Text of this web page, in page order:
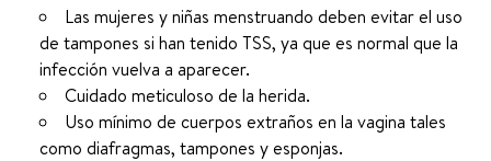
Las mujeres y niñas menstruando deben evitar el uso
de tampones si han tenido TSS, ya que es normal que la
infección vuelva a aparecer.
Cuidado meticuloso de la herida.
Uso mínimo de cuerpos extraños en la vagina tales
como diafragmas, tampones y esponjas.